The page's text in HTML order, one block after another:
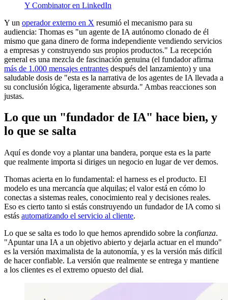
Y Combinator en LinkedIn
Y un operador externo en X resumió el mecanismo para su
audiencia: Thomas es "un agente de IA autónomo clonado de él
mismo que gana dinero de forma independiente vendiendo servicios
a empresas y construyendo sus propios productos." La recepción
general es una mezcla de fascinación genuina (el fundador afirma
más de 1.000 mensajes entrantes después del lanzamiento) y una
saludable dosis de "esta es la narrativa de los agentes de IA llevada a
su conclusión lógica, ligeramente absurda." Ambas reacciones son
justas.
Lo que un "fundador de IA" hace bien, y
lo que se salta
Aquí es donde voy a plantar una bandera, porque esta es la parte
que realmente importa si diriges un negocio en lugar de ver demos.
Thomas acierta en lo fundamental: el harness es el producto. El
modelo es una mercancía que alquilas; el valor está en cómo lo
conectas a sistemas reales, conocimiento real y decisiones reales.
Eso es cierto tanto si estás construyendo un fundador de IA como si
estás automatizando el servicio al cliente.
Lo que se salta es todo lo que hemos aprendido sobre la confianza.
"Apuntar una IA a un objetivo abierto y dejarla actuar en el mundo"
es la versión maximalista de la autonomía, y es la versión más difícil
de hacer confiable. La versión que realmente se entrega y mantiene
a los clientes es el extremo opuesto del dial.